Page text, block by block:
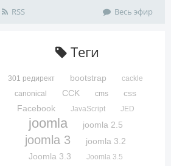
RSS Весь эфир
Теги
301 редирект bootstrap
cackle
canonical
CCK cms
css
Facebook
JavaScript JED
joomla joomla 2.5
joomla 3
joomla 3.2
Joomla 3.3
Joomla 3.5